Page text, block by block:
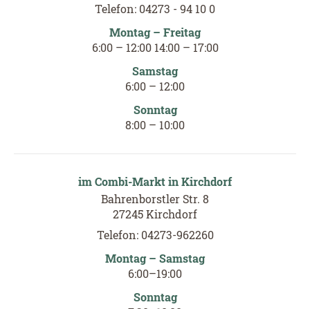
Telefon: 04273 - 94 10 0
Montag – Freitag
6:00 – 12:00 14:00 – 17:00
Samstag
6:00 – 12:00
Sonntag
8:00 – 10:00
im Combi-Markt in Kirchdorf
Bahrenborstler Str. 8
27245 Kirchdorf
Telefon: 04273-962260
Montag – Samstag
6:00–19:00
Sonntag